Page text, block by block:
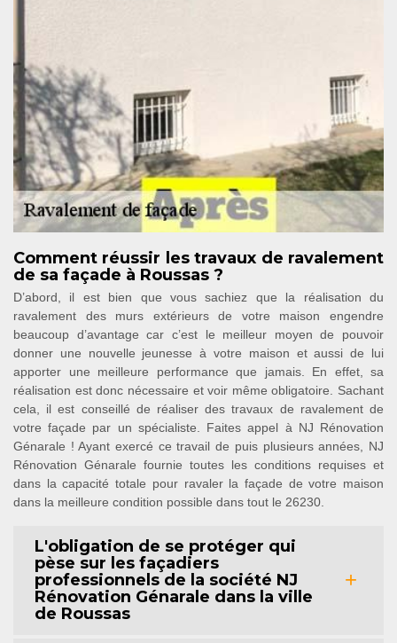
Comment réussir les travaux de ravalement
de sa façade à Roussas ?
D’abord, il est bien que vous sachiez que la réalisation du
ravalement des murs extérieurs de votre maison engendre
beaucoup d’avantage car c’est le meilleur moyen de pouvoir
donner une nouvelle jeunesse à votre maison et aussi de lui
apporter une meilleure performance que jamais. En effet, sa
réalisation est donc nécessaire et voir même obligatoire. Sachant
cela, il est conseillé de réaliser des travaux de ravalement de
votre façade par un spécialiste. Faites appel à NJ Rénovation
Génarale ! Ayant exercé ce travail de puis plusieurs années, NJ
Rénovation Génarale fournie toutes les conditions requises et
dans la capacité totale pour ravaler la façade de votre maison
dans la meilleure condition possible dans tout le 26230.
L'obligation de se protéger qui
pèse sur les façadiers
professionnels de la société NJ
Rénovation Génarale dans la ville
de Roussas